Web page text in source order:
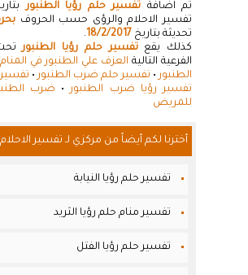
تم اضافة تفسير حلم رؤيا الطنبور
تفسير الاحلام والرؤى حسب الحروف
تحديثة بتاريخ 18/2/2017
.
كذلك يقعتفسير حلم رؤيا الطنبورتحت
الفرعية التالية العزف علي الطنبور في المنام
الطنبور• تفسير حلم ضرب الطنبور• تفسير
تفسير رؤيا ضرب الطنبور• ضرب
للمريض
أخترنا لكم أيضاً من مركزي لـ تفسير
تفسير حلم رؤيا النيابة
تفسير منام حلم رؤيا الثريد
تفسير حلم رؤيا الفتل